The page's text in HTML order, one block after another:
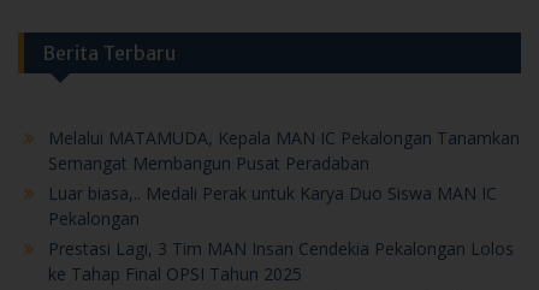
Berita Terbaru
Melalui MATAMUDA, Kepala MAN IC Pekalongan Tanamkan
Semangat Membangun Pusat Peradaban
Luar biasa,.. Medali Perak untuk Karya Duo Siswa MAN IC
Pekalongan
Prestasi Lagi, 3 Tim MAN Insan Cendekia Pekalongan Lolos
ke Tahap Final OPSI Tahun 2025